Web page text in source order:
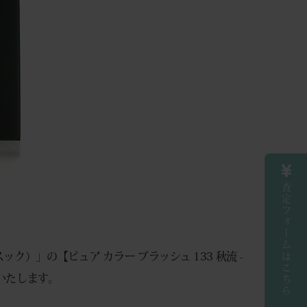
ク）」の【ピュア カラー ブラッシュ 133 秋流 -
します。
査定フォームはこちら